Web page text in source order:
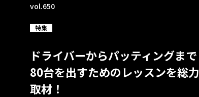
vol.650
特集
ドライバーからパッティングまで
80台を出すためのレッスンを総力
取材！